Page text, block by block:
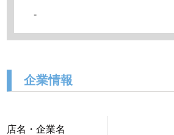
-
企業情報
店名・企業名